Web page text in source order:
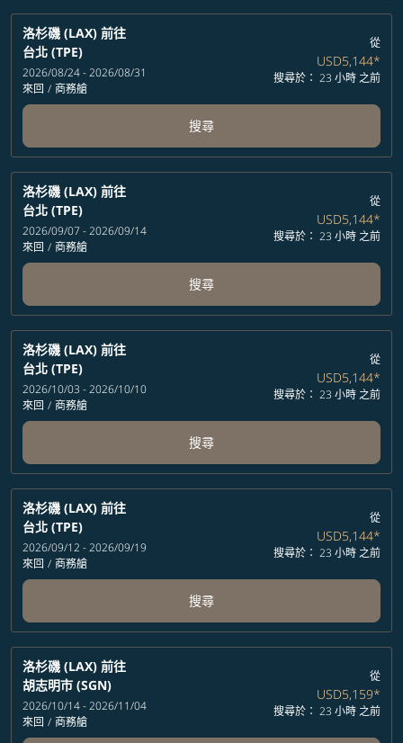
洛杉磯 (LAX) 前往
台北 (TPE)
2026/08/24 - 2026/08/31
來回 / 商務艙
從
USD5,144*
搜尋於： 23 小時 之前
搜尋
洛杉磯 (LAX) 前往
台北 (TPE)
2026/09/07 - 2026/09/14
來回 / 商務艙
從
USD5,144*
搜尋於： 23 小時 之前
搜尋
洛杉磯 (LAX) 前往
台北 (TPE)
2026/10/03 - 2026/10/10
來回 / 商務艙
從
USD5,144*
搜尋於： 23 小時 之前
搜尋
洛杉磯 (LAX) 前往
台北 (TPE)
2026/09/12 - 2026/09/19
來回 / 商務艙
從
USD5,144*
搜尋於： 23 小時 之前
搜尋
洛杉磯 (LAX) 前往
胡志明市 (SGN)
2026/10/14 - 2026/11/04
來回 / 商務艙
從
USD5,159*
搜尋於： 23 小時 之前